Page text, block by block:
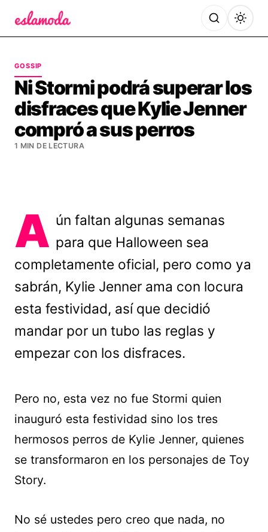
GOSSIP
Ni Stormi podrá superar los
disfraces que Kylie Jenner
compró a sus perros
1 MIN DE LECTURA
A ún faltan algunas semanas
para que Halloween sea
completamente oficial, pero como ya
sabrán, Kylie Jenner ama con locura
esta festividad, así que decidió
mandar por un tubo las reglas y
empezar con los disfraces.
Pero no, esta vez no fue Stormi quien
inauguró esta festividad sino los tres
hermosos perros de Kylie Jenner, quienes
se transformaron en los personajes de Toy
Story.
No sé ustedes pero creo que nada, no